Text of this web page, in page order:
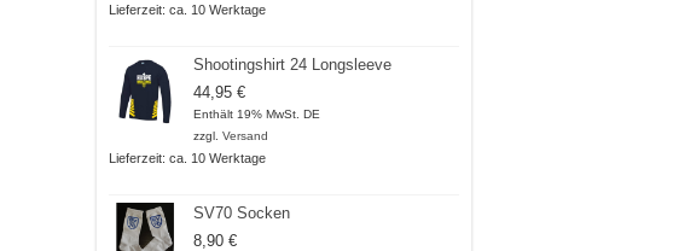
Lieferzeit: ca. 10 Werktage
Shootingshirt 24 Longsleeve
44,95 €
Enthält 19% MwSt. DE
zzgl. Versand
Lieferzeit: ca. 10 Werktage
SV70 Socken
8,90 €